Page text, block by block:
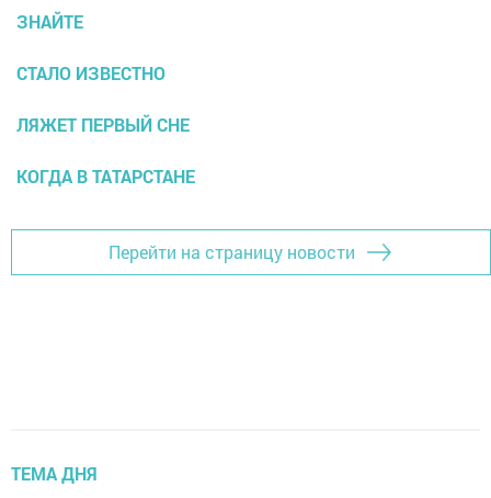
ЗНАЙТЕ
СТАЛО ИЗВЕСТНО
ЛЯЖЕТ ПЕРВЫЙ СНЕ
КОГДА В ТАТАРСТАНЕ
Перейти на страницу новости
ТЕМА ДНЯ